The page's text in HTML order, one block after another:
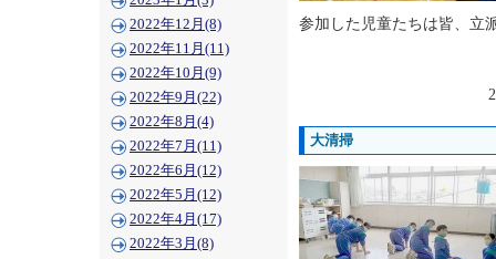
2022年12月(8)
2022年11月(11)
2022年10月(9)
2022年9月(22)
2022年8月(4)
2022年7月(11)
2022年6月(12)
2022年5月(12)
2022年4月(17)
2022年3月(8)
参加した児童たちは皆、立
大清掃